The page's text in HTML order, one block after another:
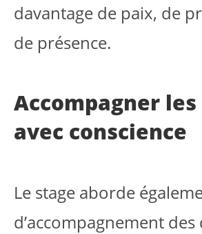
davantage de paix, de
de présence.
Accompagner
avec conscience
Le stage aborde
d’accompagnement